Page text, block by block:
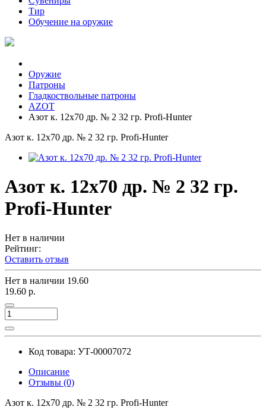
Тир
Обучение на оружие
Оружие
Патроны
Гладкоствольные патроны
AZOT
Азот к. 12х70 др. № 2 32 гр. Profi-Hunter
Азот к. 12х70 др. № 2 32 гр. Profi-Hunter
Азот к. 12х70 др. № 2 32 гр.
Profi-Hunter
Нет в наличии
Рейтинг:
Оставить отзыв
Нет в наличии 19.60
19.60 р.
Код товара: УТ-00007072
Описание
Отзывы (0)
Азот к. 12х70 др. № 2 32 гр. Profi-Hunter